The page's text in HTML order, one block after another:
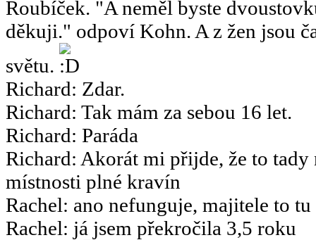
Roubíček. "A neměl byste
děkuji." odpoví Kohn. A z žen jsou
světu.
Richard: Zdar.
Richard: Tak mám za sebou 16 let.
Richard: Paráda
Richard: Akorát mi přijde, že to tady
místnosti plné kravín
Rachel: ano nefunguje, majitele to
Rachel: já jsem překročila 3,5 roku